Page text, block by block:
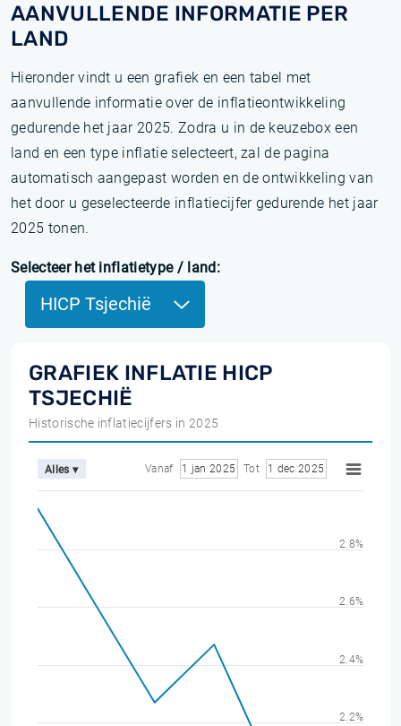
AANVULLENDE INFORMATIE PER
LAND
Hieronder vindt u een grafiek en een tabel met
aanvullende informatie over de inflatieontwikkeling
gedurende het jaar 2025. Zodra u in de keuzebox een
land en een type inflatie selecteert, zal de pagina
automatisch aangepast worden en de ontwikkeling van
het door u geselecteerde inflatiecijfer gedurende het jaar
2025 tonen.
Selecteer het inflatietype / land:
HICP Tsjechië
GRAFIEK INFLATIE HICP
TSJECHIË
Historische inflatiecijfers in 2025
Alles ▾ Vanaf 1 jan 2025 Tot 1 dec 2025
2.2%
2.4%
2.6%
2.8%